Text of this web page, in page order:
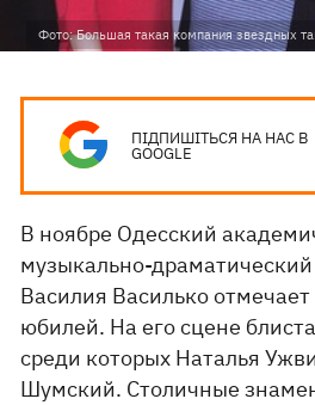
Фото: Большая такая компания звездных
ПІДПИШІТЬСЯ НА НАС В
GOOGLE
В ноябре Одесский
музыкально-
Василия Василько
юбилей. На его сцене
среди которых Наталья
Шумский. Столичные